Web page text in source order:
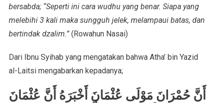
bersabda; “Seperti ini cara wudhu yang benar. Siapa yang
melebihi 3 kali maka sungguh jelek, melampaui batas, dan
bertindak dzalim.”(Rowahun Nasai)
Dari Ibnu Syihab yang mengatakan bahwa Atha’ bin Yazid
al-Laitsi mengabarkan kepadanya;
أَنَّ حُمْرَانَ مَوْلَى عُثْمَانَ أَخْبَرَهُ أَنَّ عُثْمَانَ